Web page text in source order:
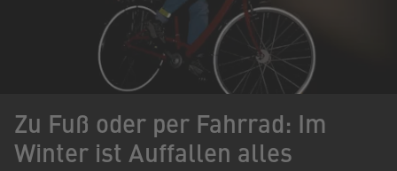
Zu Fuß oder per Fahrrad: Im
Winter ist Auffallen alles